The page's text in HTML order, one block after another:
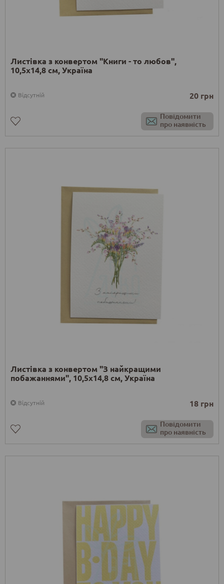
Листівка з конвертом "Книги - то любов",
10,5х14,8 см, Україна
Відсутній 20 грн
Повідомити
про наявність
Листівка з конвертом "З найкращими
побажаннями", 10,5х14,8 см, Україна
Відсутній 18 грн
Повідомити
про наявність